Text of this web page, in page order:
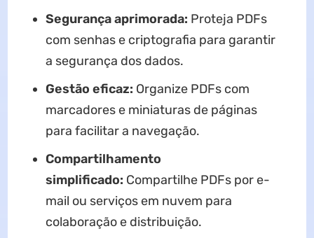
Segurança aprimorada: Proteja PDFs
com senhas e criptografia para garantir
a segurança dos dados.
Gestão eficaz: Organize PDFs com
marcadores e miniaturas de páginas
para facilitar a navegação.
Compartilhamento
simplificado: Compartilhe PDFs por e-
mail ou serviços em nuvem para
colaboração e distribuição.